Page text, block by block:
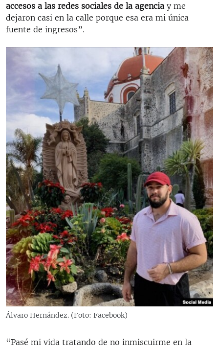
accesos a las redes sociales de la agencia y me
dejaron casi en la calle porque esa era mi única
fuente de ingresos”.
Álvaro Hernández. (Foto: Facebook)
“Pasé mi vida tratando de no inmiscuirme en la